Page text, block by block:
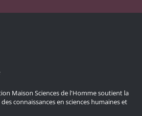
Maison Sciences de l'Homme soutient la
connaissances en sciences humaines et